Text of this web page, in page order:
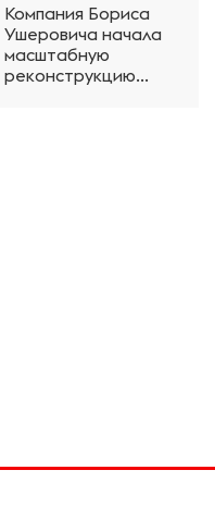
Компания Бориса
Ушеровича начала
масштабную
реконструкцию